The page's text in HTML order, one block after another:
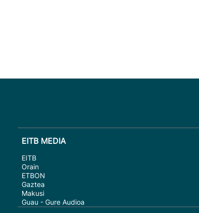
EITB MEDIA
EITB
Orain
ETBON
Gaztea
Makusi
Guau - Gure Audioa